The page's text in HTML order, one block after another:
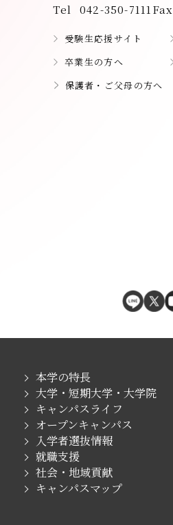
Tel
042-350-7111Fax
受験生応援サイト
卒業生の方へ
保護者・ご父母の方へ
本学の特長
大学・短期大学・大学院
キャンパスライフ
オープンキャンパス
入学者選抜情報
就職支援
社会・地域貢献
キャンパスマップ